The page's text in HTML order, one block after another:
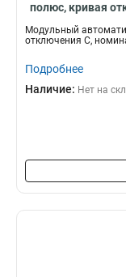
полюс, кривая
Модульный
отключения C,
Подробнее
Наличие: Нет на